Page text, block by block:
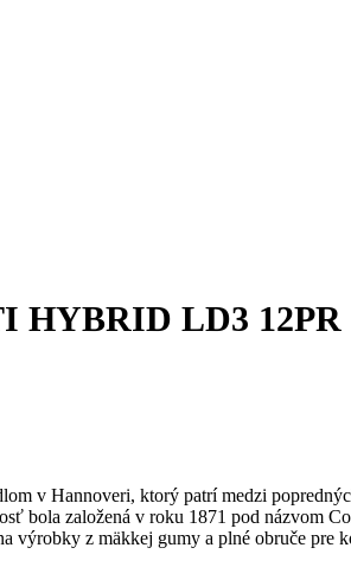
HYBRID LD3 12PR
v Hannoveri, ktorý patrí medzi
bola založená v roku 1871 pod názvom
výrobky z mäkkej gumy a plné obruče pre